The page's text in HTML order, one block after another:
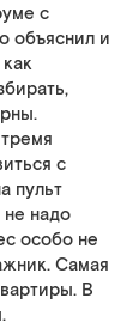
с
объяснил и
с
пульт
не надо
особо не
Самая
В